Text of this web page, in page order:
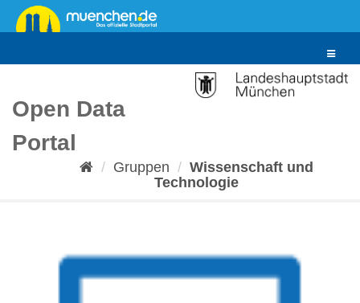
Überspringen
zum
Toggle
Open Data
Portal
Gruppen
Wissenschaft und
Technologie